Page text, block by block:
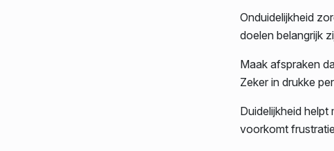
Onduidelijkheid
doelen belangrijk
Maak afspraken
Zeker in drukke
Duidelijkheid
voorkomt